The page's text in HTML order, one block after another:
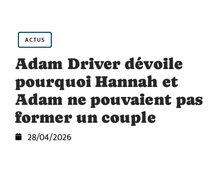
ACTUS
Adam Driver dévoile
pourquoi Hannah et
Adam ne pouvaient pas
former un couple
28/04/2026